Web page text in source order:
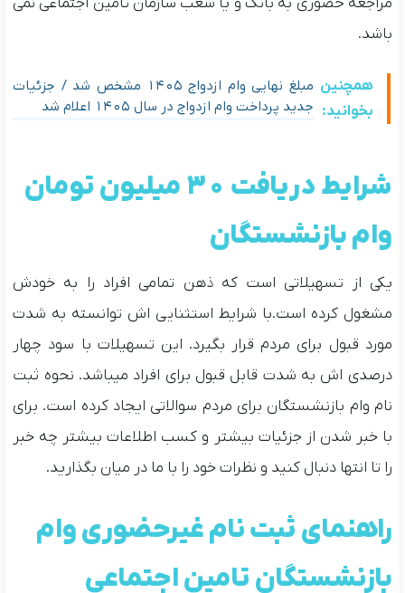
باشد.
همچنین
بخوانید:
مبلغ نهایی وام ازدواج ۱۴۰۵ مشخص شد / جزئیات
جدید پرداخت وام ازدواج در سال ۱۴۰۵ اعلام شد
شرایط دریافت ۳۰ میلیون تومان
وام بازنشستگان
یکی از تسهیلاتی است که ذهن تمامی افراد را به خودش
مشغول کرده است.با شرایط استثنایی اش توانسته به شدت
مورد قبول برای مردم قرار بگیرد. این تسهیلات با سود چهار
درصدی اش به شدت قابل قبول برای افراد میباشد. نحوه ثبت
نام وام بازنشستگان برای مردم سوالاتی ایجاد کرده است. برای
با خبر شدن از جزئیات بیشتر و کسب اطلاعات بیشتر چه خبر
را تا انتها دنبال کنید و نظرات خود را با ما در میان بگذارید.
راهنمای ثبت نام غیرحضوری وام
بازنشستگان تامین اجتماعی